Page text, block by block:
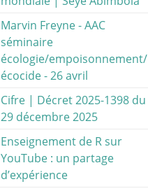
Marvin Freyne - AAC
séminaire
écologie/empoisonnement/
écocide - 26 avril
Cifre | Décret 2025-1398 du
29 décembre 2025
Enseignement de R sur
YouTube : un partage
d’expérience